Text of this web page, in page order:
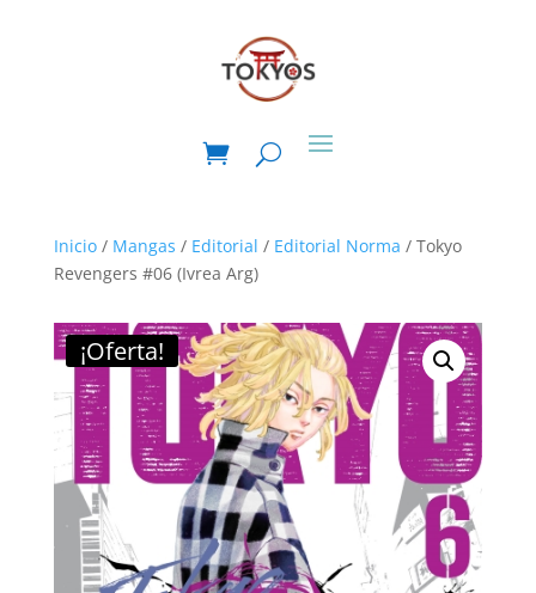
Inicio/ Mangas / Editorial / Editorial Norma / Tokyo
Revengers #06 (Ivrea Arg)
¡Oferta!